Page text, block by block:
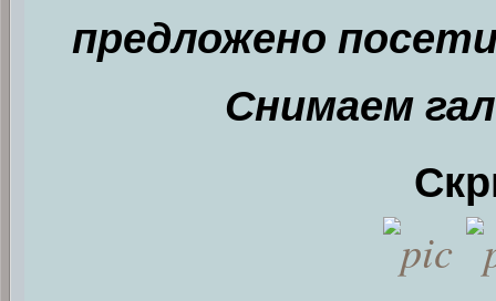
предложено
Снимаем